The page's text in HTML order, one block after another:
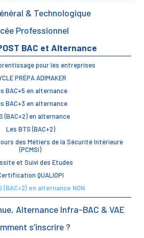
& Technologique
Professionnel
BAC et Alternance
pour les entreprises
PRÉPA ADIMAKER
BAC+5 en alternance
BAC+3 en alternance
(BAC+2) en alternance
Les BTS (BAC+2)
des Métiers de la Sécurité Intérieure
(PCMSI)
et Suivi des Etudes
QUALIOPI
(BAC+2) en alternance NON
Alternance Infra-BAC & VAE
s’inscrire ?